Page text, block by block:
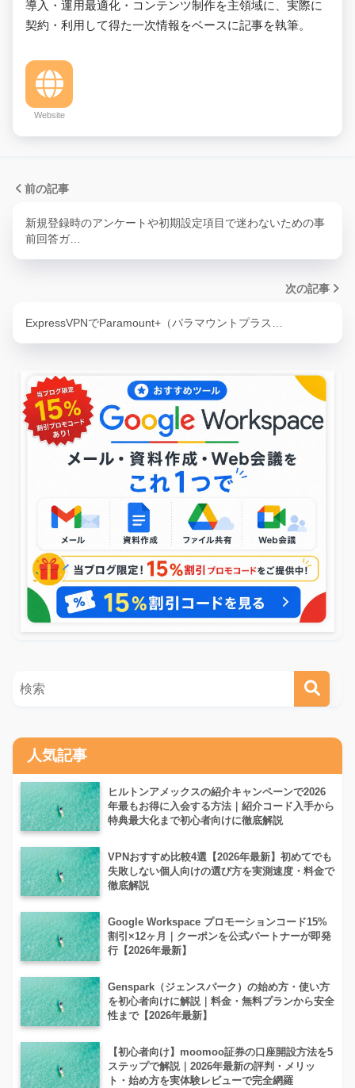
導入・運用最適化・コンテンツ制作を主領域に、実際に
契約・利用して得た一次情報をベースに記事を執筆。
Website
前の記事
新規登録時のアンケートや初期設定項目で迷わないための事
前回答ガ…
次の記事
ExpressVPNでParamount+（パラマウントプラス…
人気記事
ヒルトンアメックスの紹介キャンペーンで2026
年最もお得に入会する方法｜紹介コード入手から
特典最大化まで初心者向けに徹底解説
VPNおすすめ比較4選【2026年最新】初めてでも
失敗しない個人向けの選び方を実測速度・料金で
徹底解説
Google Workspace プロモーションコード15%
割引×12ヶ月｜クーポンを公式パートナーが即発
行【2026年最新】
Genspark（ジェンスパーク）の始め方・使い方
を初心者向けに解説｜料金・無料プランから安全
性まで【2026年最新】
【初心者向け】moomoo証券の口座開設方法を5
ステップで解説｜2026年最新の評判・メリッ
ト・始め方を実体験レビューで完全網羅